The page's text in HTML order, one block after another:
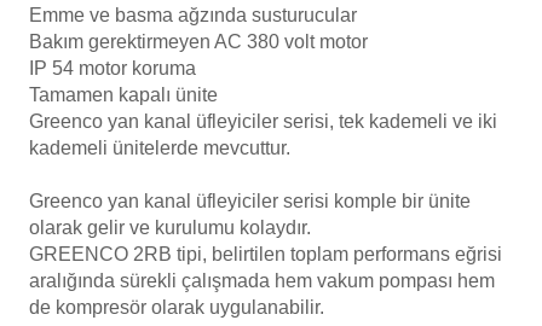
Emme ve basma ağzında susturucular
Bakım gerektirmeyen AC 380 volt motor
IP 54 motor koruma
Tamamen kapalı ünite
Greenco yan kanal üfleyiciler serisi, tek kademeli ve iki
kademeli ünitelerde mevcuttur.
Greenco yan kanal üfleyiciler serisi komple bir ünite
olarak gelir ve kurulumu kolaydır.
GREENCO 2RB tipi, belirtilen toplam performans eğrisi
aralığında sürekli çalışmada hem vakum pompası hem
de kompresör olarak uygulanabilir.